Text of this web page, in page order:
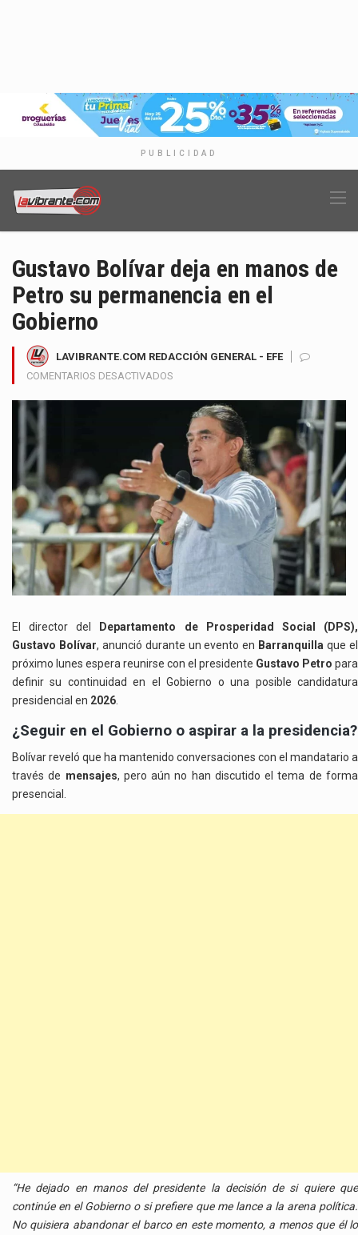
PUBLICIDAD
Gustavo Bolívar deja en manos de
Petro su permanencia en el
Gobierno
LAVIBRANTE.COM REDACCIÓN GENERAL - EFE
COMENTARIOS DESACTIVADOS
BOLÍVAR
DEJA
MANOS
DE
PETRO
SU
PERMANENCIA
EN
EL
GOBIERNO
El director del
Departamento de Prosperidad Social (DPS),
Gustavo Bolívar, anunció durante un evento en Barranquilla que el
próximo lunes espera reunirse con el presidente Gustavo Petro para
definir su continuidad en el Gobierno o una posible candidatura
presidencial en 2026.
¿Seguir en el Gobierno o aspirar a la presidencia?
Bolívar reveló que ha mantenido conversaciones con el mandatario a
través de mensajes, pero aún no han discutido el tema de forma
presencial.
“He dejado en manos del presidente la decisión de si quiere que
continúe en el Gobierno o si prefiere que me lance a la arena política.
No quisiera abandonar el barco en este momento, a menos que él lo